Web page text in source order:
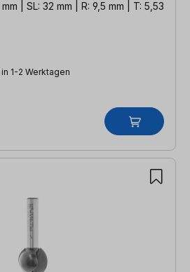
| SL: 32 mm | R: 9,5 mm | T: 5,53
1-2 Werktagen